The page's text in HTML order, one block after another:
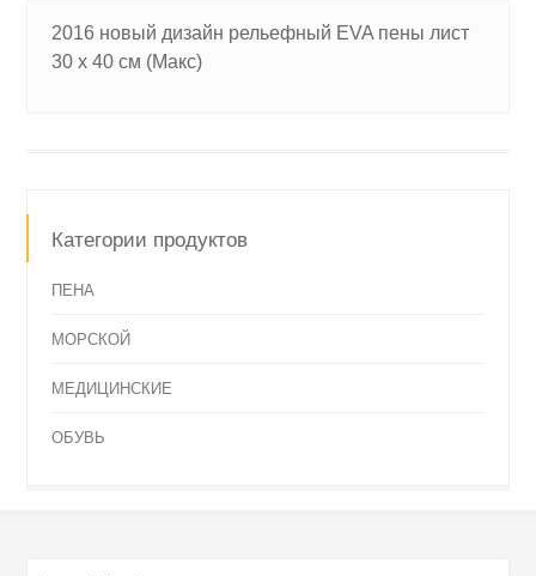
2016 новый дизайн рельефный EVA пены лист
30 х 40 см (Макс)
Категории продуктов
ПЕНА
МОРСКОЙ
МЕДИЦИНСКИЕ
ОБУВЬ